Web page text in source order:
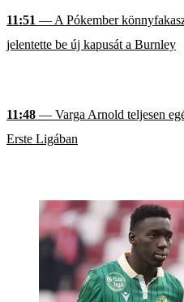
11:51 — A Pókember
jelentette be új kapusát a Burnley
11:48 — Varga Arnold teljesen
Erste Ligában